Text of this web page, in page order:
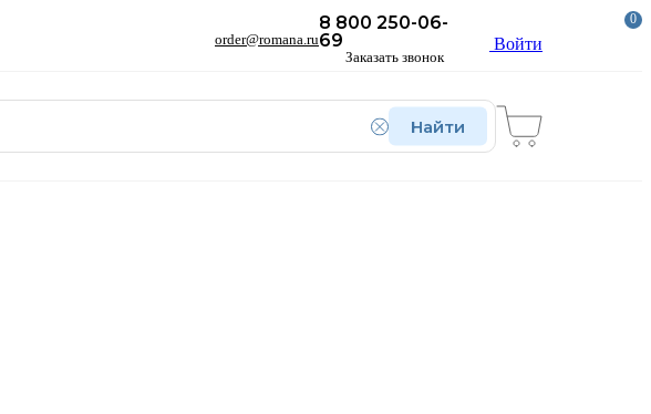
order@romana.ru
8 800 250-06-
69
Заказать звонок
Войти
Найти
0